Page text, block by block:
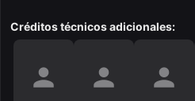
Créditos técnicos adicionales: